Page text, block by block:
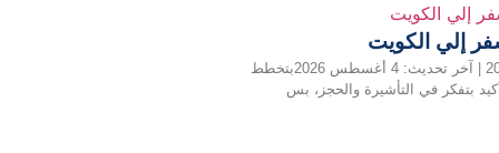
إلي الكويت
نُشر في: 24 أبريل 2026 | آخر تحديث: 4 أغسطس 2026بتخطط
بتفكر في التأشيرة والحجز، بس